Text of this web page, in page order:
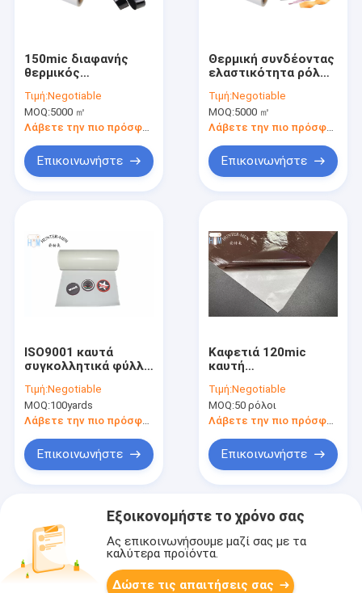
150mic διαφανής
θερμικός
ρόλος ταινιών για τη
σύνδεση νάυλον
Velcro
Τιμή:Negotiable
MOQ:5000 ㎡
Λάβετε την πιο πρόσφατη τιμή
Επικοινωνήστε
Θερμική συνδέοντας
ελαστικότητα ρόλων
Stickness για τα
υφάσματα
εσώρουχων
Τιμή:Negotiable
MOQ:5000 ㎡
Επικοινωνήστε
ISO9001 καυτά
συγκολλητικά φύλλα
μετάλλων πλάτος
για τη σύνδεση του
λάστιχου PVC
Τιμή:Negotiable
MOQ:100yards
Λάβετε την πιο πρόσφατη τιμή
Επικοινωνήστε
Καφετιά 120mic
καυτή
ταινία ταινιών
λειωμένων
μετάλλων
λειαντικό φραγμό
σφουγγαριών
Τιμή:Negotiable
MOQ:50 ρόλοι
Λάβετε την πιο πρόσφατη τιμή
Επικοινωνήστε
Εξοικονομήστε το χρόνο σας
Ας επικοινωνήσουμε μαζί σας με τα
καλύτερα προϊόντα.
Δώστε τις απαιτήσεις σας